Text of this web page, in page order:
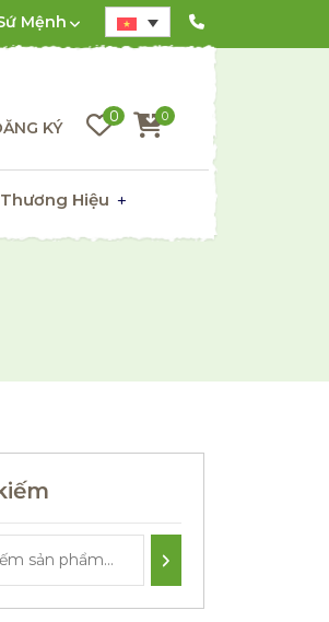
Mệnh
KÝ
0 0
Thương Hiệu